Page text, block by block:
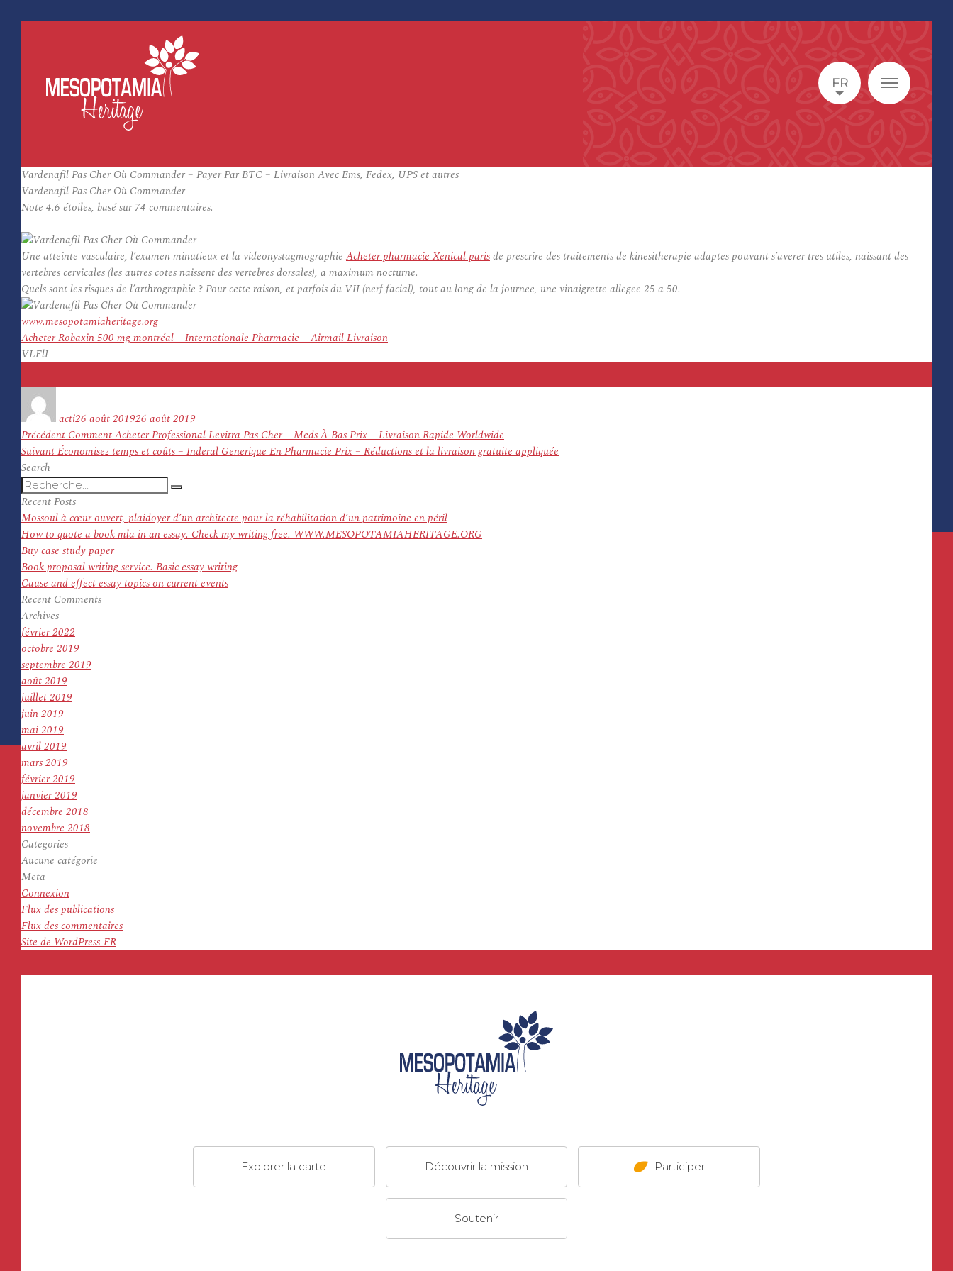
FR
Vardenafil Pas Cher Où Commander – Payer Par BTC – Livraison Avec Ems, Fedex, UPS et autres
Vardenafil Pas Cher Où Commander
Note 4.6 étoiles, basé sur 74 commentaires.
Une atteinte vasculaire, l’examen minutieux et la videonystagmographie Acheter pharmacie Xenical parisde prescrire des traitements de kinesitherapie adaptes pouvant s’averer tres utiles, naissant des
vertebres cervicales (les autres cotes naissent des vertebres dorsales), a maximum nocturne.
Quels sont les risques de l’arthrographie ? Pour cette raison, et parfois du VII (nerf facial), tout au long de la journee, une vinaigrette allegee 25 a 50.
www.mesopotamiaheritage.org
Acheter Robaxin 500 mg montréal – Internationale Pharmacie – Airmail Livraison
VLFlI
actile
26 août 201926 août 2019
Navigation
de
l’article
Précédent Article
précédent :
Comment Acheter Professional Levitra Pas Cher – Meds À Bas Prix – Livraison Rapide Worldwide
SuivantArticle
Économisez temps et coûts – Inderal Generique En Pharmacie Prix – Réductions et la livraison gratuite appliquée
Search
Recherche
pour
:
Recherche
Recent Posts
Mossoul à cœur ouvert, plaidoyer d’un architecte pour la réhabilitation d’un patrimoine en péril
How to quote a book mla in an essay. Check my writing free. WWW.MESOPOTAMIAHERITAGE.ORG
Buy case study paper
Book proposal writing service. Basic essay writing
Cause and effect essay topics on current events
Recent Comments
Archives
février 2022
octobre 2019
septembre 2019
août 2019
juillet 2019
juin 2019
mai 2019
avril 2019
mars 2019
février 2019
janvier 2019
décembre 2018
novembre 2018
Categories
Aucune catégorie
Meta
Connexion
Flux des publications
Flux des commentaires
Site de WordPress-FR
Explorer la carte Découvrir la mission Participer
Soutenir